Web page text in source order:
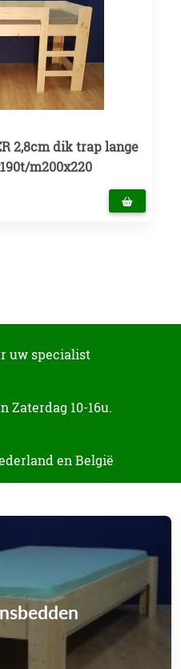
2,8cm dik trap lange
m200x220
uw specialist
Zaterdag 10-16u.
en België